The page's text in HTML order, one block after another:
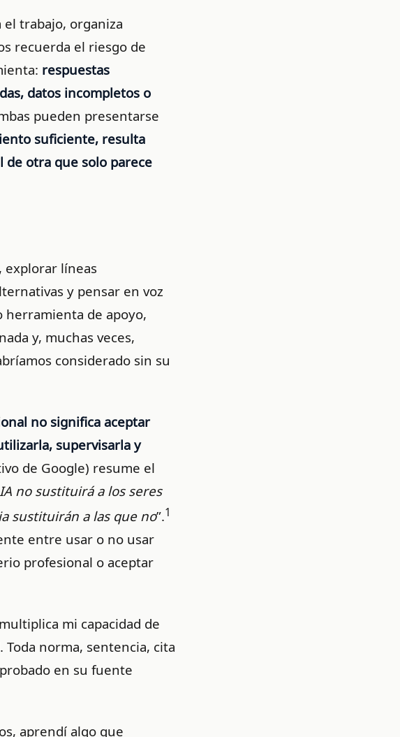
el trabajo, organiza
recuerda el riesgo de
respuestas
datos incompletos o
pueden presentarse
suficiente, resulta
otra que solo parece
explorar líneas
y pensar en voz
herramienta de apoyo,
y, muchas veces,
considerado sin su
no significa aceptar
supervisarla y
de Google) resume el
no sustituirá a los seres
sustituirán a las que no”.1
entre usar o no usar
profesional o aceptar
mi capacidad de
norma, sentencia, cita
en su fuente
aprendí algo que